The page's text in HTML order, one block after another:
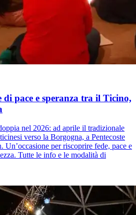
di pace e speranza tra il Ticino,
nel 2026: ad aprile il tradizionale
verso la Borgogna, a Pentecoste
Un’occasione per riscoprire fede, pace e
Tutte le info e le modalità di